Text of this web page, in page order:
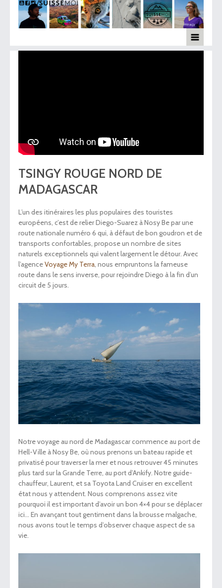
TSINGY ROUGE NORD DE
MADAGASCAR
L’un des itinéraires les plus populaires des touristes
européens, c’est de relier Diego-Suarez à Nosy Be par une
route nationale numéro 6 qui, à défaut de bon goudron et de
transports confortables, propose un nombre de sites
naturels exceptionnels qui valent largement le détour. Avec
l’agenceVoyage My Terra, nous empruntons la fameuse
route dans le sens inverse, pour rejoindre Diego à la fin d’un
circuit de 5 jours.
Notre voyage au nord de Madagascar commence au port de
Hell-Ville à Nosy Be, où nous prenons un bateau rapide et
privatisé pour traverser la mer et nous retrouver 45 minutes
plus tard sur la Grande Terre, au port d’Ankify. Notre guide-
chauffeur, Laurent, et sa Toyota Land Cruiser en excellent
état nous y attendent. Nous comprenons assez vite
pourquoi il est important d’avoir un bon 4×4 pour se déplacer
ici… En avançant tout gentiment dans la brousse malgache,
nous avons tout le temps d’observer chaque aspect de sa
vie.